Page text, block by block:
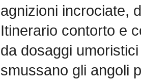
agnizioni incrociate,
Itinerario contorto e
da dosaggi
smussano gli angoli